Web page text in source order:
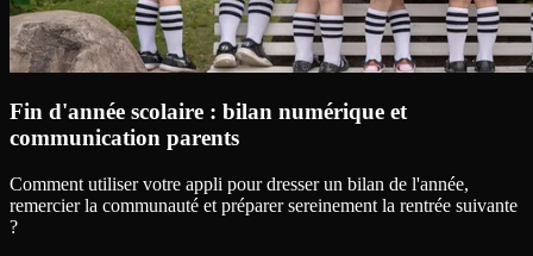
Fin d'année scolaire : bilan numérique et
communication parents
Comment utiliser votre appli pour dresser un bilan de l'année,
remercier la communauté et préparer sereinement la rentrée suivante
?